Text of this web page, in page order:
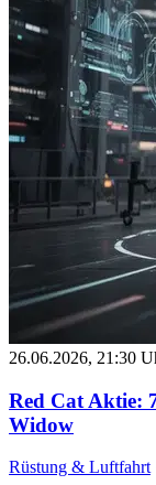
26.06.2026, 21:30
Red Cat Aktie:
Widow
Rüstung & Luftfahrt